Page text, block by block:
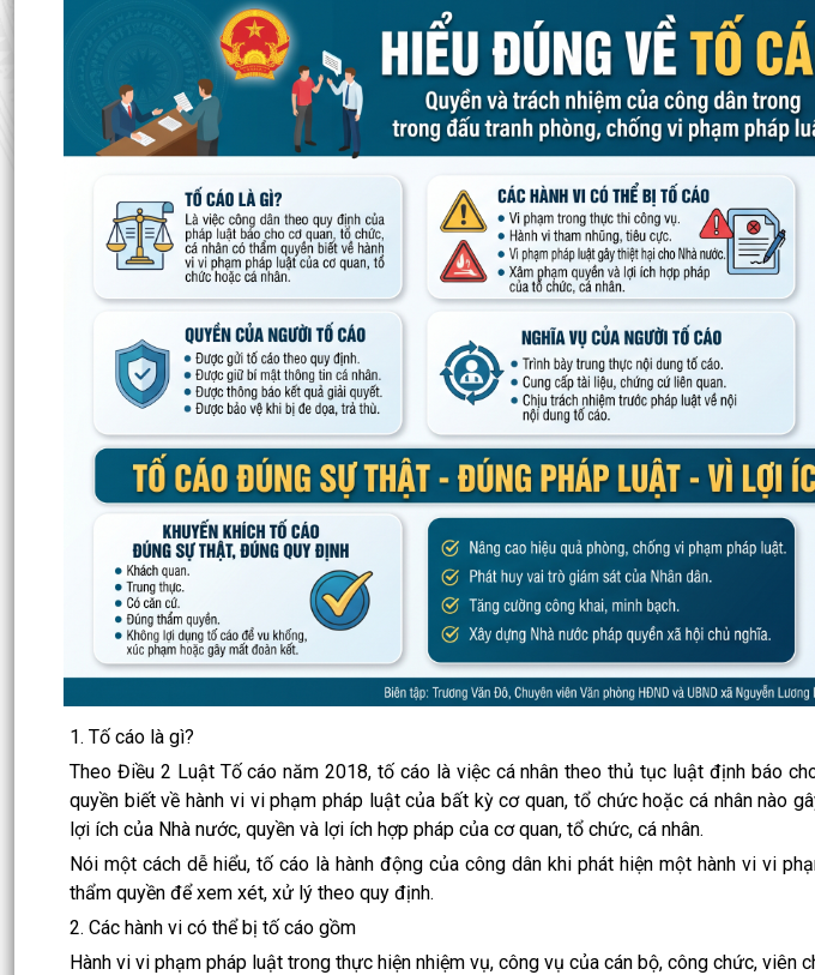
1. Tố cáo là gì?
Theo Điều 2 Luật Tố cáo năm 2018, tố cáo là việc cá nhân theo thủ tục luật định báo
quyền biết về hành vi vi phạm pháp luật của bất kỳ cơ quan, tổ chức hoặc cá nhân nào
lợi ích của Nhà nước, quyền và lợi ích hợp pháp của cơ quan, tổ chức, cá nhân.
Nói một cách dễ hiểu, tố cáo là hành động của công dân khi phát hiện một hành vi vi
thẩm quyền để xem xét, xử lý theo quy định.
2. Các hành vi có thể bị tố cáo gồm
Hành vi vi phạm pháp luật trong thực hiện nhiệm vụ, công vụ của cán bộ, công chức, viên